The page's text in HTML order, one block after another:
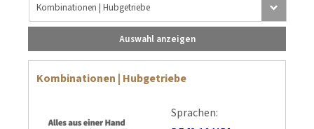
Auswahl anzeigen
Kombinationen | Hubgetriebe
Sprachen: